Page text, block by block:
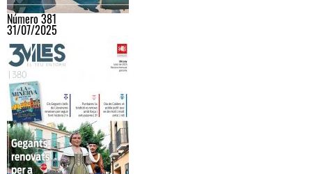
Número 381
31/07/2025